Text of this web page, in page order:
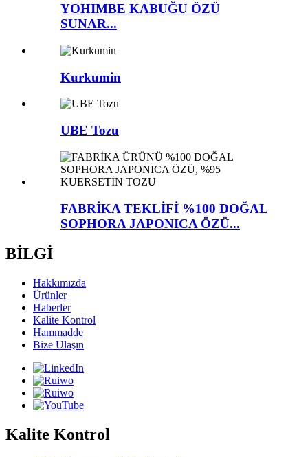
YOHIMBE KABUĞU ÖZÜ
SUNAR...
Kurkumin
UBE Tozu
FABRİKA TEKLİFİ %100 DOĞAL
SOPHORA JAPONICA ÖZÜ...
BİLGİ
Hakkımızda
Ürünler
Haberler
Kalite Kontrol
Hammadde
Bize Ulaşın
Kalite Kontrol